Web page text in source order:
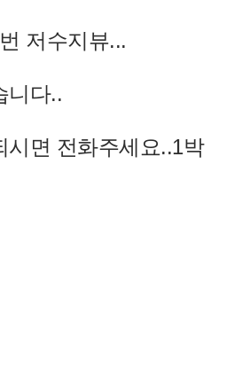
저수지뷰...
니다..
시면 전화주세요..1박